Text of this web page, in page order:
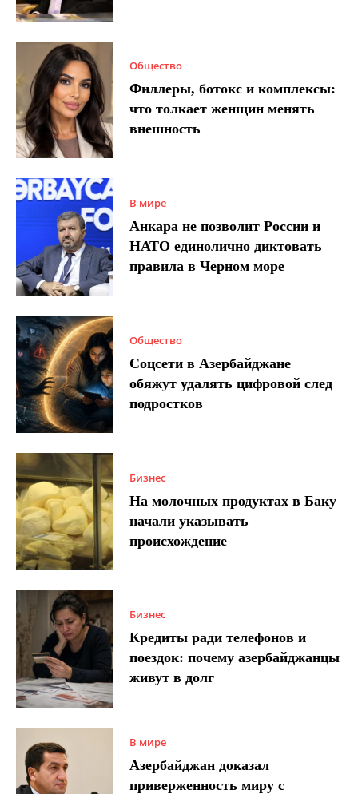
Общество
Филлеры, ботокс и комплексы:
что толкает женщин менять
внешность
В мире
Анкара не позволит России и
НАТО единолично диктовать
правила в Черном море
Общество
Соцсети в Азербайджане
обяжут удалять цифровой след
подростков
Бизнес
На молочных продуктах в Баку
начали указывать
происхождение
Бизнес
Кредиты ради телефонов и
поездок: почему азербайджанцы
живут в долг
В мире
Азербайджан доказал
приверженность миру с